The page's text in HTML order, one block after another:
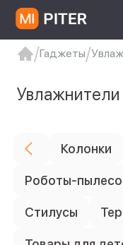
Xiaomi 9 про
Гаджеты
Увлажнители
Колонки
Роботы-
Стилусы